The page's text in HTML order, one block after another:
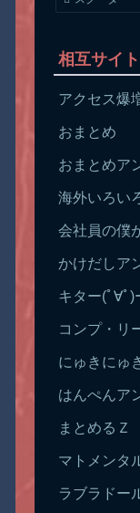
相互サイト
アクセス爆
おまとめ
おまとめア
海外いろい
会社員の僕
かけだしア
キター(ﾟ∀ﾟ)
コンプ・リ
にゅきにゅ
はんぺんア
まとめるＺ
マトメンタ
ラブラドー